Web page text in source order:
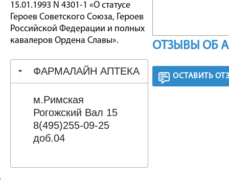
15.01.1993 N 4301-1 «О статусе
Героев Советского Союза, Героев
Российской Федерации и полных
кавалеров Ордена Славы».
ФАРМАЛАЙН АПТЕКА
м.Римская
Рогожский Вал 15
8(495)255-09-25
доб.04
ОТЗЫВЫ ОБ
ОСТАВИТЬ